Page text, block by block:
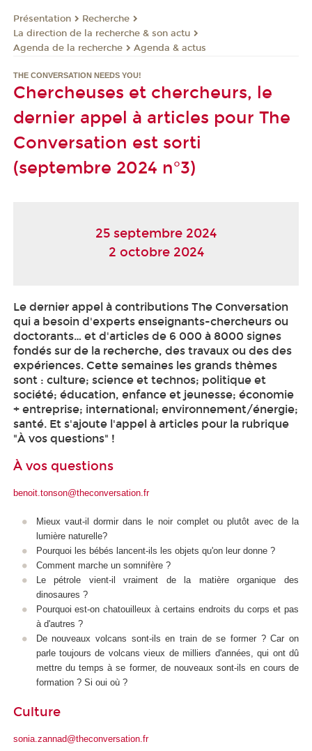
Présentation
Recherche
La direction de la recherche & son actu
Agenda de la recherche
Agenda & actus
THE CONVERSATION NEEDS YOU!
Chercheuses et chercheurs, le
dernier appel à articles pour The
Conversation est sorti
(septembre 2024 n°3)
25 septembre 2024
2 octobre 2024
Le dernier appel à contributions The Conversation
qui a besoin d'experts enseignants-chercheurs ou
doctorants… et d'articles de 6 000 à 8000 signes
fondés sur de la recherche, des travaux ou des des
expériences. Cette semaines les grands thèmes
sont : culture; science et technos; politique et
société; éducation, enfance et jeunesse; économie
+ entreprise; international; environnement/énergie;
santé. Et s'ajoute l'appel à articles pour la rubrique
"À vos questions" !
À vos questions
benoit.tonson@theconversation.fr
Mieux vaut-il dormir dans le noir complet ou plutôt avec de la
lumière naturelle?
Pourquoi les bébés lancent-ils les objets qu'on leur donne ?
Comment marche un somnifère ?
Le pétrole vient-il vraiment de la matière organique des
dinosaures ?
Pourquoi est-on chatouilleux à certains endroits du corps et pas
à d'autres ?
De nouveaux volcans sont-ils en train de se former ? Car on
parle toujours de volcans vieux de milliers d'années, qui ont dû
mettre du temps à se former, de nouveaux sont-ils en cours de
formation ? Si oui où ?
Culture
sonia.zannad@theconversation.fr